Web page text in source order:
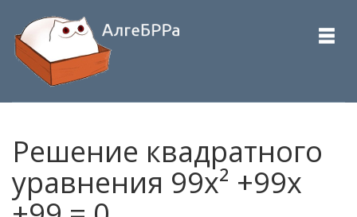
Решение квадратного
уравнения 99x² +99x